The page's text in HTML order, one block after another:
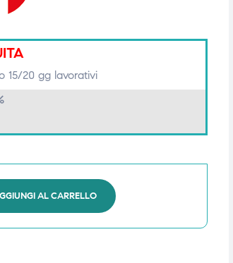
15/20 gg lavorativi
AL CARRELLO